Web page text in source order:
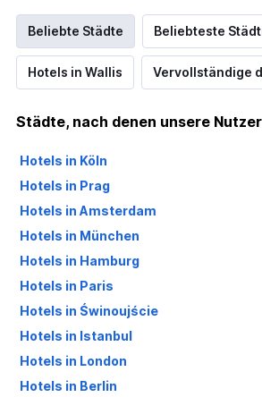
Beliebte Städte Beliebteste
Hotels in Wallis Vervollständige
Städte, nach denen unsere
Hotels in Köln
Hotels in Prag
Hotels in Amsterdam
Hotels in München
Hotels in Hamburg
Hotels in Paris
Hotels in Świnoujście
Hotels in Istanbul
Hotels in London
Hotels in Berlin